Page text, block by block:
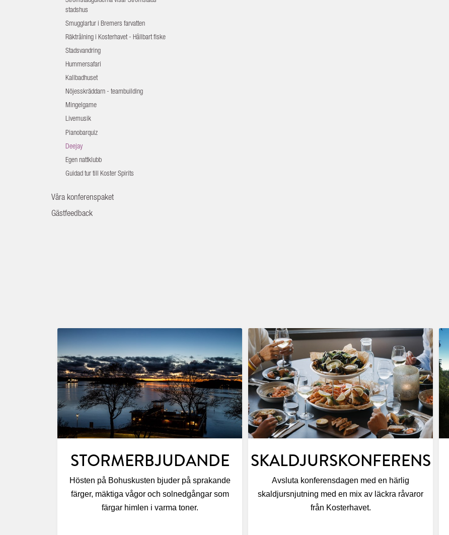
stadshus
Smugglartur i Bremers farvatten
Räktrålning i Kosterhavet - Hållbart fiske
Stadsvandring
Hummersafari
Kallbadhuset
Nöjesskräddarn - teambuilding
Mingelgame
Livemusik
Pianobarquiz
Deejay
Egen nattklubb
Guidad tur till Koster Spirits
Våra konferenspaket
Gästfeedback
STORMERBJUDANDE
Hösten på Bohuskusten bjuder på sprakande
färger, mäktiga vågor och solnedgångar som
färgar himlen i varma toner.
SKALDJURSKONFERENS
Avsluta konferensdagen med en härlig
skaldjursnjutning med en mix av läckra råvaror
från Kosterhavet.